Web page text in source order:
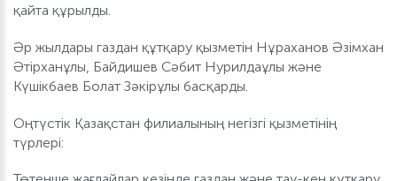
қайта құрылды.
Әр жылдары газдан құтқару қызметін Нұраханов Әзімхан
Әтірханұлы, Байдишев Сәбит Нурилдаұлы және
Күшікбаев Болат Зәкірұлы басқарды.
Оңтүстік Қазақстан филиалының негізгі қызметінің
түрлері: